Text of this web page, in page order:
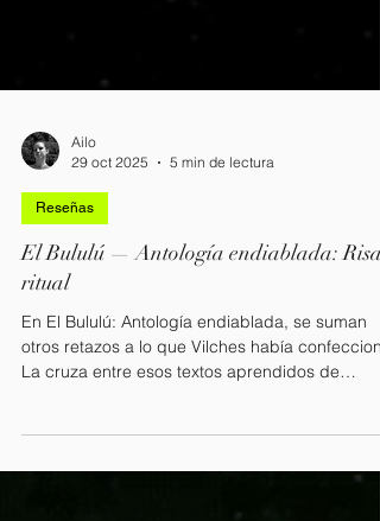
Ailo
29 oct 2025
5 min de lectura
Reseñas
El Bululú — Antología endiablada: Risa
ritual
La cruza entre esos textos aprendidos de